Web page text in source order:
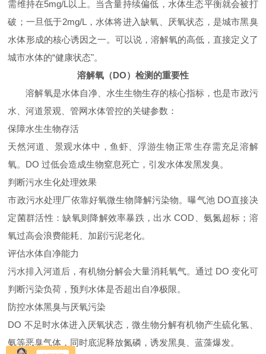
需维持在5mg/L以上。当含量持续偏低，水体生态平衡就会被打
破；一旦低于2mg/L，水体将进入缺氧、厌氧状态，是城市黑臭
水体形成的核心诱因之一。可以说，溶解氧的高低，直接定义了
城市水体的“健康状态"。
溶解氧（DO）检测的重要性
溶解氧是水体自净、水生生物生存的核心指标，也是市政污
水、河道景观、管网水体管控的关键参数：
保障水生生物存活
天然河道、景观水体中，鱼虾、浮游生物正常生存需充足溶解
氧。DO 过低会造成生物窒息死亡，引发水体发黑发臭。
判断污水生化处理效果
市政污水处理厂依靠好氧微生物降解污染物。曝气池 DO直接决
定菌群活性：缺氧则降解效率暴跌，出水 COD、氨氮超标；溶
氧过高会浪费能耗、加剧污泥老化。
评估水体自净能力
污水排入河道后，有机物分解会大量消耗氧气。通过 DO 变化可
判断污染负荷，预判水体是否超出自净极限。
防控水体黑臭与厌氧污染
DO 不足时水体进入厌氧状态，微生物分解有机物产生硫化氢、
氨等恶臭气体，同时底泥释放氮磷，诱发黑臭、蓝藻爆发。